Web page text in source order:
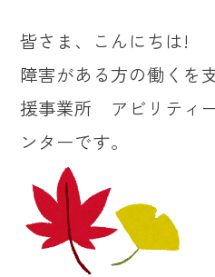
皆さま、こんにちは!
障害がある方の働くを
援事業所 アビリティ
ンターです。